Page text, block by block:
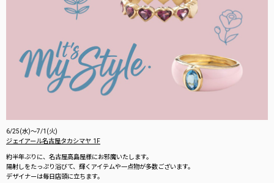
6/25(水)〜7/1(火)
ジェイアール名古屋タカシマヤ 1F
約半年ぶりに、名古屋高島屋様にお邪魔いたします。
陽射しをたっぷり浴びて、輝くアイテムや一点物が多数ございます。
デザイナーは毎日店頭に立ちます。